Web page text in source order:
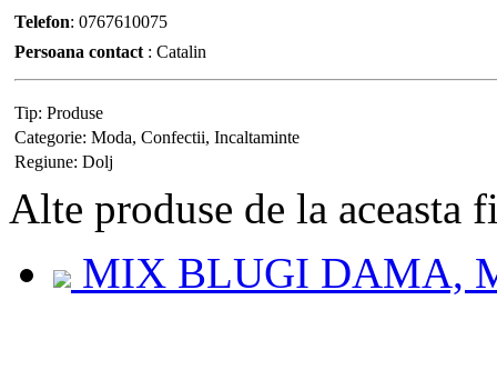
Telefon: 0767610075
Persoana contact : Catalin
Tip: Produse
Categorie: Moda, Confectii, Incaltaminte
Regiune: Dolj
Alte produse de la aceasta
MIX BLUGI DAMA,